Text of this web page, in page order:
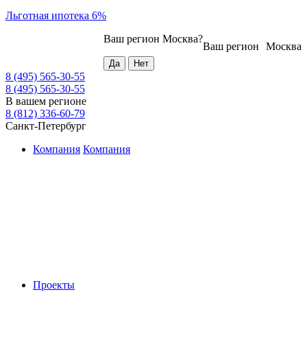
Льготная ипотека 6%
Москва
Ваш регион
Ваш регион Москва?
8 (495) 565-30-55
8 (495) 565-30-55
В вашем регионе
8 (812) 336-60-79
Санкт-Петербург
Компания Компания
Проекты